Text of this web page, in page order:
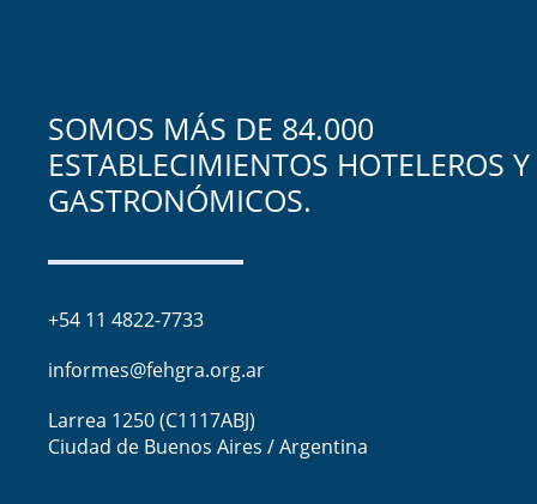
SOMOS MÁS DE 84.000
ESTABLECIMIENTOS HOTELEROS Y
GASTRONÓMICOS.
+54 11 4822-7733
informes@fehgra.org.ar
Larrea 1250 (C1117ABJ)
Ciudad de Buenos Aires / Argentina